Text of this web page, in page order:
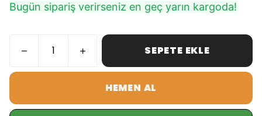
Bugün sipariş verirseniz en geç yarın kargoda!
SEPETE EKLE
HEMEN AL